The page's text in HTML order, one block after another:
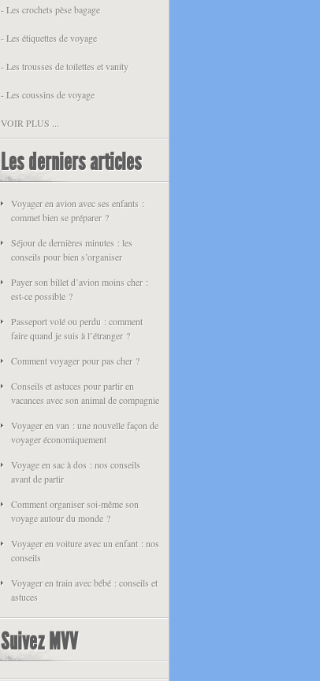
- Les crochets pèse bagage
- Les étiquettes de voyage
- Les trousses de toilettes et vanity
- Les coussins de voyage
VOIR PLUS ...
Les derniers articles
Voyager en avion avec ses enfants :
commet bien se préparer ?
Séjour de dernières minutes : les
conseils pour bien s’organiser
Payer son billet d’avion moins cher :
est-ce possible ?
Passeport volé ou perdu : comment
faire quand je suis à l’étranger ?
Comment voyager pour pas cher ?
Conseils et astuces pour partir en
vacances avec son animal de compagnie
Voyager en van : une nouvelle façon de
voyager économiquement
Voyage en sac à dos : nos conseils
avant de partir
Comment organiser soi-même son
voyage autour du monde ?
Voyager en voiture avec un enfant : nos
conseils
Voyager en train avec bébé : conseils et
astuces
Suivez MVV